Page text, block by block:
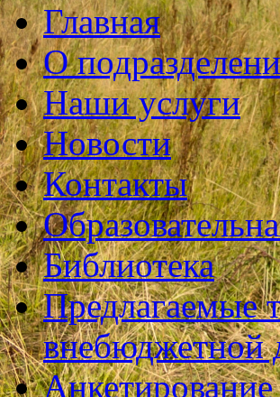
Главная
О
Наши услуги
Новости
Контакты
Библиотека
Предлагаемые
внебюджетной